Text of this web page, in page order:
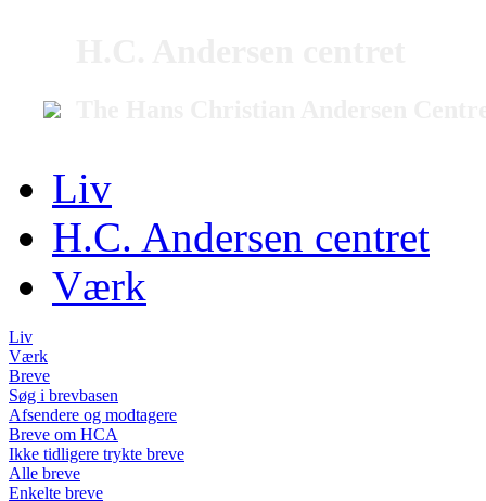
Liv
H.C. Andersen centret
Værk
Liv
Værk
Breve
Søg i brevbasen
Afsendere og modtagere
Breve om HCA
Ikke tidligere trykte breve
Alle breve
Enkelte breve